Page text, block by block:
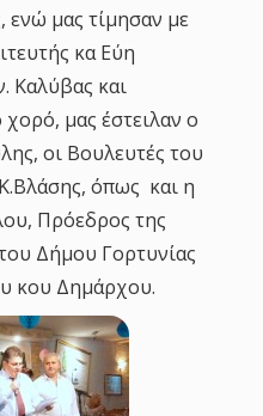
μας τίμησαν με
κα Εύη
Καλύβας και
μας έστειλαν ο
οι Βουλευτές του
όπως και η
Πρόεδρος της
Δήμου Γορτυνίας
κου Δημάρχου.